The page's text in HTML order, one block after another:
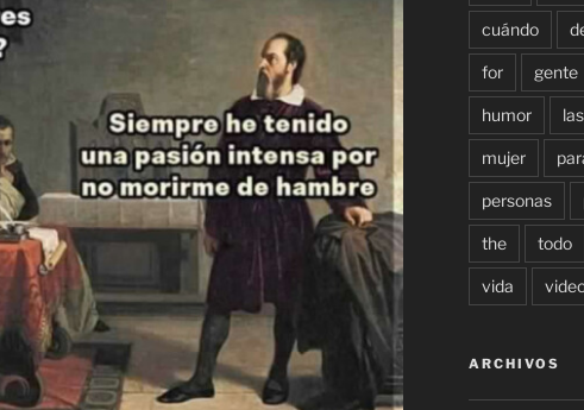
cuándo
for gente
humor las
mujer
personas
the todo
vida
ARCHIVOS